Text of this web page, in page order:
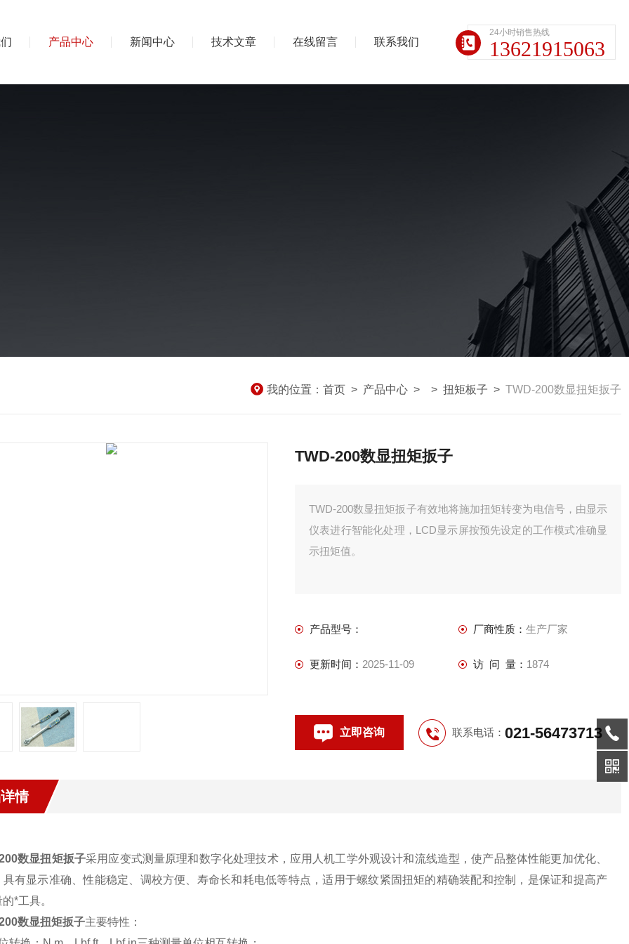
产品中心 新闻中心 技术文章 在线留言 联系我们
24小时销售热线
13621915063
我的位置： 首页 > 产品中心 > > 扭矩板子 > TWD-200数显扭矩扳子
TWD-200数显扭矩扳子
TWD-200数显扭矩扳子有效地将施加扭矩转变为电信号，由显示
仪表进行智能化处理，LCD显示屏按预先设定的工作模式准确显
示扭矩值。
产品型号： 厂商性质： 生产厂家
更新时间： 2025-11-09 访 问 量： 1874
立即咨询 联系电话： 021-56473713
情
数显扭矩扳子采用应变式测量原理和数字化处理技术，应用人机工学外观设计和流线造型，使产品整体性能更加优化、
具有显示准确、性能稳定、调校方便、寿命长和耗电低等特点，适用于螺纹紧固扭矩的精确装配和控制，是保证和提高产
*工具。
数显扭矩扳子主要特性：